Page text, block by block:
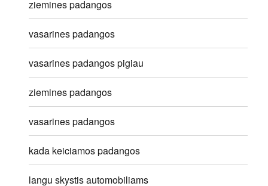
ziemines padangos
vasarines padangos
vasarines padangos pigiau
ziemines padangos
vasarines padangos
kada keiciamos padangos
langu skystis automobiliams